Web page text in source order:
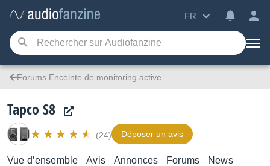
FR
Forums Enceinte de monitoring active
Tapco S8
(24) Déposer un avis
Vue d’ensemble Avis Annonces Forums News